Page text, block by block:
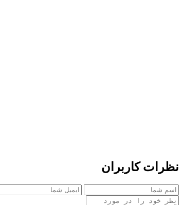
نظرات کاربران